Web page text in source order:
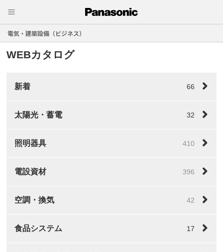
電気・建築設備（ビジネス）
WEBカタログ
新着 66
太陽光・蓄電 32
照明器具 410
電設資材 396
空調・換気 42
食品システム 17